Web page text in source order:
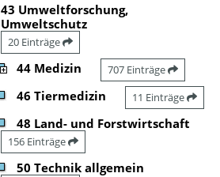
43 Umweltforschung,
Umweltschutz
20 Einträge
44 Medizin 707 Einträge
46 Tiermedizin 11 Einträge
48 Land- und Forstwirtschaft
156 Einträge
50 Technik allgemein